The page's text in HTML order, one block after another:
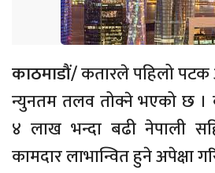
काठमाडौं/कतारले पहिलो पटक
न्युनतम तलव तोक्ने भएको छ ।
४ लाख भन्दा बढी नेपाली
कामदार लाभान्वित हुने अपेक्षा